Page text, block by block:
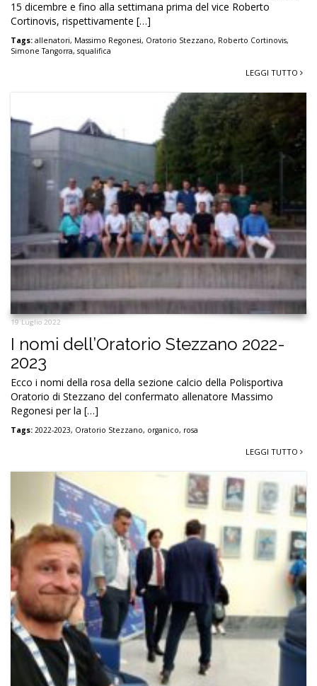
15 dicembre e fino alla settimana prima del vice Roberto
Cortinovis, rispettivamente […]
Tags: allenatori, Massimo Regonesi, Oratorio Stezzano, Roberto Cortinovis,
Simone Tangorra, squalifica
LEGGI TUTTO
19 Luglio 2022
I nomi dell’Oratorio Stezzano 2022-
2023
Ecco i nomi della rosa della sezione calcio della Polisportiva
Oratorio di Stezzano del confermato allenatore Massimo
Regonesi per la […]
Tags: 2022-2023, Oratorio Stezzano, organico, rosa
LEGGI TUTTO